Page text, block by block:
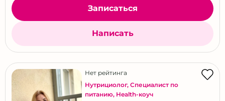
Записаться
Написать
Нет рейтинга
Нутрициолог, Специалист по
питанию, Health-коуч